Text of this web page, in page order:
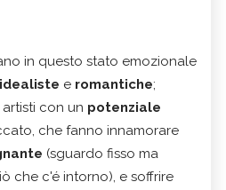
in questo stato emozionale
idealiste e romantiche;
con un potenziale
che fanno innamorare
(sguardo fisso ma
che c'é intorno), e soffrire